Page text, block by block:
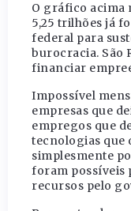
O gráfico acima
5,25 trilhões já
federal para
burocracia. São
financiar
Impossível
empresas que
empregos que
tecnologias que
simplesmente
foram possíveis
recursos pelo